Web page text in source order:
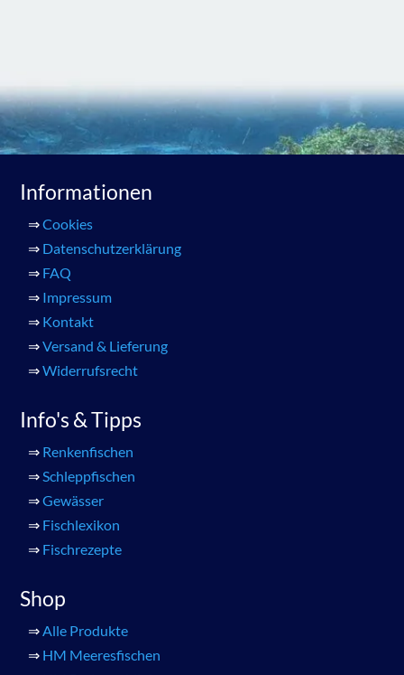
Informationen
⇒Cookies
⇒ Datenschutzerklärung
⇒ FAQ
⇒ Impressum
⇒ Kontakt
⇒Versand & Lieferung
⇒Widerrufsrecht
Info's & Tipps
⇒ Renkenfischen
⇒Schleppfischen
⇒Gewässer
⇒ Fischlexikon
⇒ Fischrezepte
Shop
⇒Alle Produkte
⇒ HM Meeresfischen